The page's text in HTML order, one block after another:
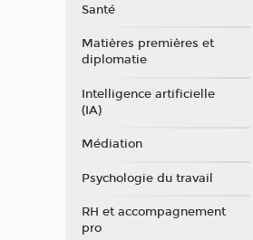
Santé
Matières premières et
diplomatie
Intelligence artificielle
(IA)
Médiation
Psychologie du travail
RH et accompagnement
pro